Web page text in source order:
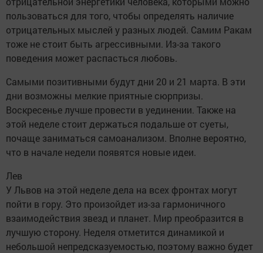
пользоваться для того, чтобы определять наличие
отрицательных мыслей у разных людей. Самим Ракам
тоже не стоит быть агрессивными. Из-за такого
поведения может распасться любовь.
Самыми позитивными будут дни 20 и 21 марта. В эти
дни возможны мелкие приятные сюрпризы.
Воскресенье лучше провести в уединении. Также на
этой неделе стоит держаться подальше от суеты,
почаще заниматься самоанализом. Вполне вероятно,
что в начале недели появятся новые идеи.
Лев
У Львов на этой неделе дела на всех фронтах могут
пойти в гору. Это произойдет из-за гармоничного
взаимодействия звезд и планет. Мир преобразится в
лучшую сторону. Неделя отметится динамикой и
небольшой непредсказуемостью, поэтому важно будет